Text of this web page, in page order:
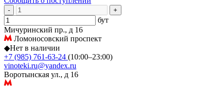
- +
бут
Мичуринский пр., д 16
Ломоносовский проспект
◆Нет в наличии
+7 (985) 761-63-24 (10:00–23:00)
vinoteki.ru@yandex.ru
Воротынская ул., д 16